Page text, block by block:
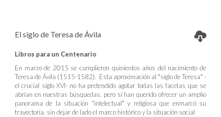
El siglo de Teresa de Ávila
Libros para un Centenario
En marzo de 2015 se cumplieron quinientos años del nacimiento de
Teresa de Ávila (1515-1582). Esta aproximación al "siglo de Teresa" -
el crucial siglo XVI- no ha pretendido agotar todas las facetas que se
abrían en nuestras búsquedas, pero sí han querido ofrecer un amplio
panorama de la situación "intelectual" y religiosa que enmarcó su
trayectoria, sin dejar de lado el marco histórico y la situación social